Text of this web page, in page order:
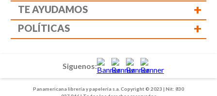
TE AYUDAMOS +
POLÍTICAS +
Panamericana librería y papelería s.a. Copyright © 2023 | Nit: 830
Siguenos: